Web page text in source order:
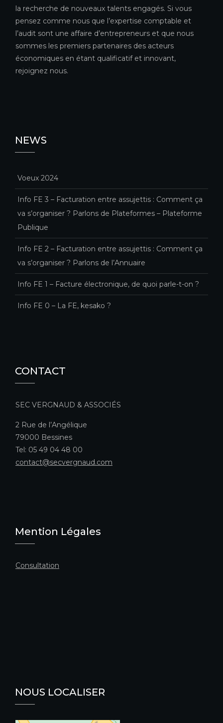
la recherche de nouveaux talents engagés. Si vous
pensez comme nous que l’expertise comptable et
l’audit sont une affaire d’entrepreneurs et que nous
sommes les premiers partenaires des acteurs
économiques en étant qualificatif et innovant,
rejoignez nous.
NEWS
Voeux 2024
Info FE 3 – Facturation entre assujettis : Comment ça
va s’organiser ? Parlons de Plateformes – Plateforme
Publique
Info FE 2 – Facturation entre assujettis : Comment ça
va s’organiser ? Parlons de l’Annuaire
Info FE 1 – Facture électronique, de quoi parle-t-on ?
Info FE 0 – La FE, kesako ?
CONTACT
SEC VERGNAUD & ASSOCIÉS
2 Rue de l’Angélique
79000 Bessines
Tel: 05 49 04 48 00
contact@secvergnaud.com
Mention Légales
Consultation
NOUS LOCALISER